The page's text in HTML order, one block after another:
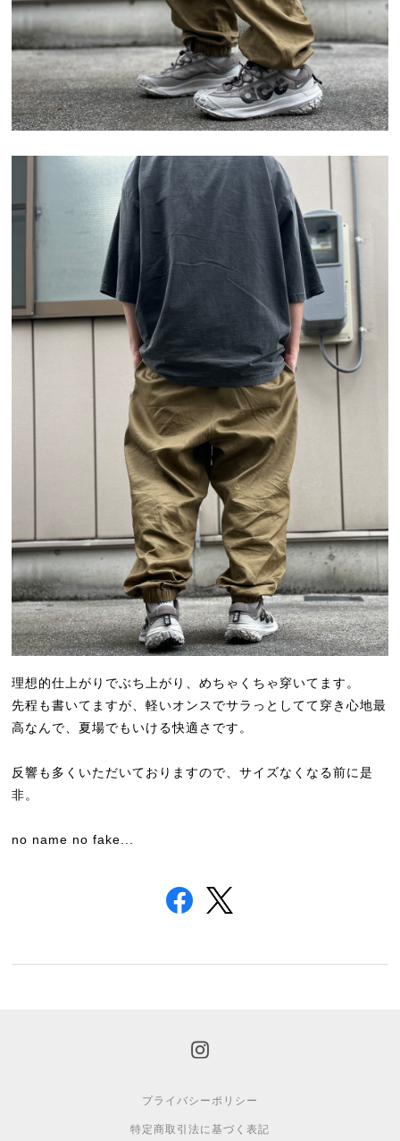
理想的仕上がりでぶち上がり、めちゃくちゃ穿いてます。
先程も書いてますが、軽いオンスでサラっとしてて穿き心地最
高なんで、夏場でもいける快適さです。
反響も多くいただいておりますので、サイズなくなる前に是
非。
no name no fake...
プライバシーポリシー
特定商取引法に基づく表記